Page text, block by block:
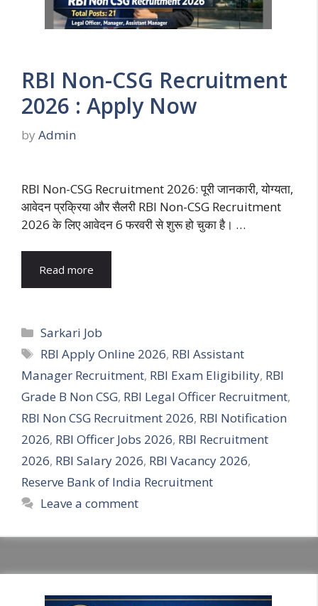
RBI Non-CSG Recruitment
2026 : Apply Now
by Admin
RBI Non-CSG Recruitment 2026: पूरी जानकारी, योग्यता,
आवेदन प्रक्रिया और सैलरी RBI Non-CSG Recruitment
2026 के लिए आवेदन 6 फरवरी से शुरू हो चुका है। …
Read more
Categories
Sarkari Job
Tags
RBI Apply Online 2026, RBI Assistant
Manager Recruitment, RBI Exam Eligibility, RBI
Grade B Non CSG, RBI Legal Officer Recruitment,
RBI Non CSG Recruitment 2026, RBI Notification
2026, RBI Officer Jobs 2026, RBI Recruitment
2026, RBI Salary 2026, RBI Vacancy 2026,
Reserve Bank of India Recruitment
Leave a comment